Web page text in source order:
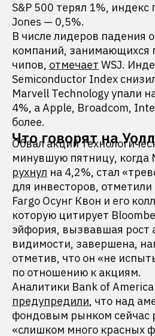
S&P 500 терял 1%,
Jones — 0,5%.
В числе лидеров падения
компаний, занимающихся
чипов, отмечает WSJ.
Semiconductor Index
Marvell Technology упали
4%, а Apple, Broadcom,
более.
Что говорят на
Обвал акций
минувшую пятницу, когда
рухнул на 4,2%, стал
для инвесторов, отметили
Fargo Осунг Квон и его
которую цитирует
эйфория, вызвавшая рост
видимости, завершена,
отметив, что он «не
по отношению к акциям.
Аналитики Bank of
предупредили, что над
фондовым рынком сейчас
«слишком много красных